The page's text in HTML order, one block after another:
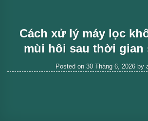
Cách xử lý máy lọc
mùi hôi sau thời gian
Posted on 30 Tháng 6, 2026by